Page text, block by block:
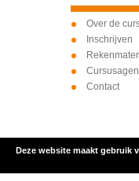
Over de
Inschrijven
Contact
inschrijven
Deze website maakt gebruik